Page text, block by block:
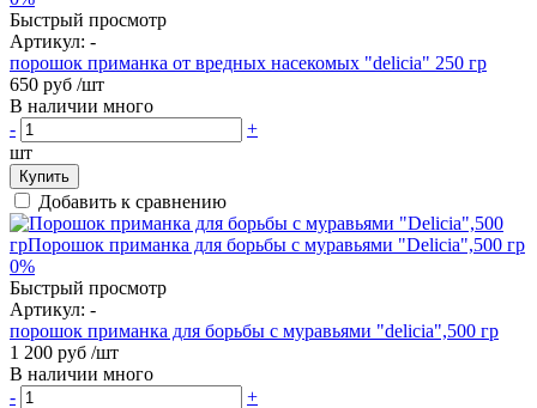
Быстрый просмотр
Артикул: -
порошок приманка от вредных насекомых "delicia" 250 гр
650 руб /шт
В наличии много
-
+
шт
Купить
Добавить к сравнению
0%
Быстрый просмотр
Артикул: -
порошок приманка для борьбы с муравьями "delicia",500 гр
1 200 руб /шт
В наличии много
-
+